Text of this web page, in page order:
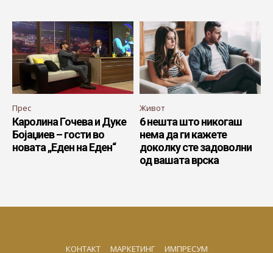
Прес
Каролина Гочева и Дуке
Бојаџиев – гости во
новата „Eден на Еден“
Живот
6 нешта што никогаш
нема да ги кажете
доколку сте задоволни
од вашата врска
КОНТАКТ МАРКЕТИНГ ИМПРЕСУМ